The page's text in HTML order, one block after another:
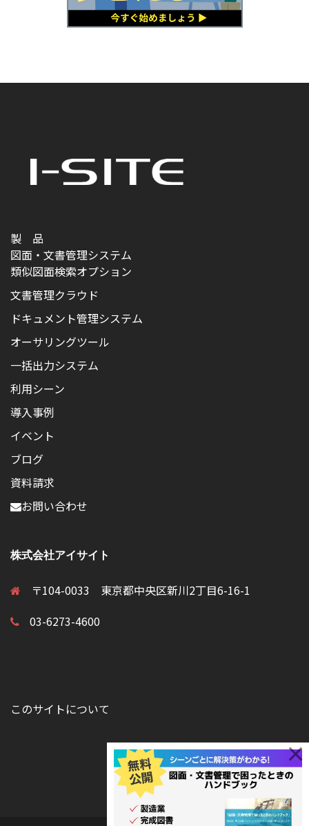
製 品
図面・文書管理システム
類似図面検索オプション
文書管理クラウド
ドキュメント管理システム
オーサリングツール
一括出力システム
利用シーン
導入事例
イベント
ブログ
資料請求
お問い合わせ
株式会社アイサイト
〒104-0033 東京都中央区新川2丁目6-16-1
03-6273-4600
このサイトについて
×